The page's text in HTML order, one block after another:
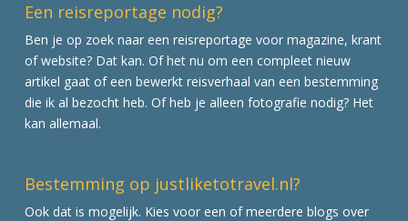
Een reisreportage nodig?
Ben je op zoek naar een reisreportage voor magazine, krant
of website? Dat kan. Of het nu om een compleet nieuw
artikel gaat of een bewerkt reisverhaal van een bestemming
die ik al bezocht heb. Of heb je alleen fotografie nodig? Het
kan allemaal.
Bestemming op justliketotravel.nl?
Ook dat is mogelijk. Kies voor een of meerdere blogs over